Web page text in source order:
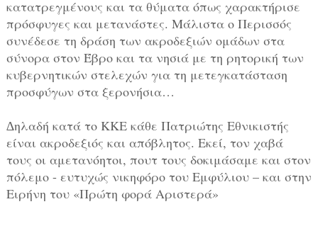
κατατρεγμένους και τα θύματα όπως χαρακτήρισε
πρόσφυγες και μετανάστες. Μάλιστα ο Περισσός
συνέδεσε τη δράση των ακροδεξιών ομάδων στα
σύνορα στον Έβρο και τα νησιά με τη ρητορική των
κυβερνητικών στελεχών για τη μετεγκατάσταση
προσφύγων στα ξερονήσια…
∆ηλαδή κατά το ΚΚΕ κάθε Πατριώτης Εθνικιστής
είναι ακροδεξιός και απόβλητος. Εκεί, τον χαβά
τους οι αμετανόητοι, πουτ τους δοκιμάσαμε και στον
πόλεμο - ευτυχώς νικηφόρο του Εμφύλιου – και στην
Ειρήνη του «Πρώτη φορά Αριστερά»